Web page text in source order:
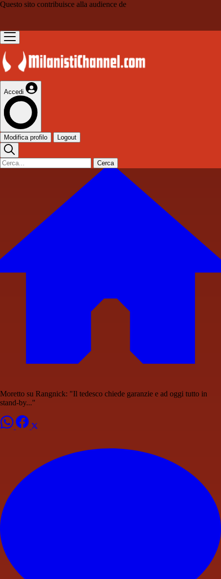
Questo sito contribuisce alla audience de
Accedi
Modifica profilo Logout
Cerca
Moretto su Rangnick: "Il tedesco chiede garanzie e ad oggi tutto in
stand-by..."